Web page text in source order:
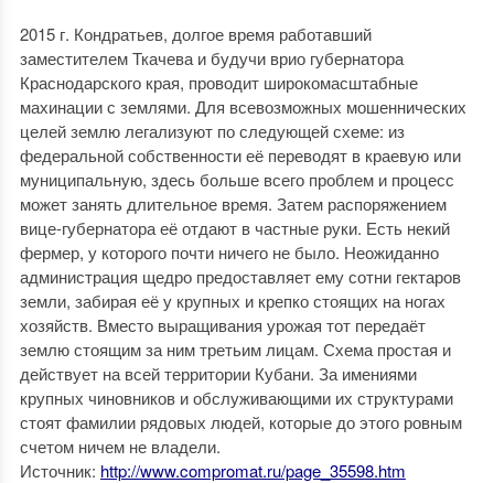
2015 г. Кондратьев, долгое время работавший
заместителем Ткачева и будучи врио губернатора
Краснодарского края, проводит широкомасштабные
махинации с землями. Для всевозможных мошеннических
целей землю легализуют по следующей схеме: из
федеральной собственности её переводят в краевую или
муниципальную, здесь больше всего проблем и процесс
может занять длительное время. Затем распоряжением
вице-губернатора её отдают в частные руки. Есть некий
фермер, у которого почти ничего не было. Неожиданно
администрация щедро предоставляет ему сотни гектаров
земли, забирая её у крупных и крепко стоящих на ногах
хозяйств. Вместо выращивания урожая тот передаёт
землю стоящим за ним третьим лицам. Схема простая и
действует на всей территории Кубани. За имениями
крупных чиновников и обслуживающими их структурами
стоят фамилии рядовых людей, которые до этого ровным
счетом ничем не владели.
Источник: http://www.compromat.ru/page_35598.htm